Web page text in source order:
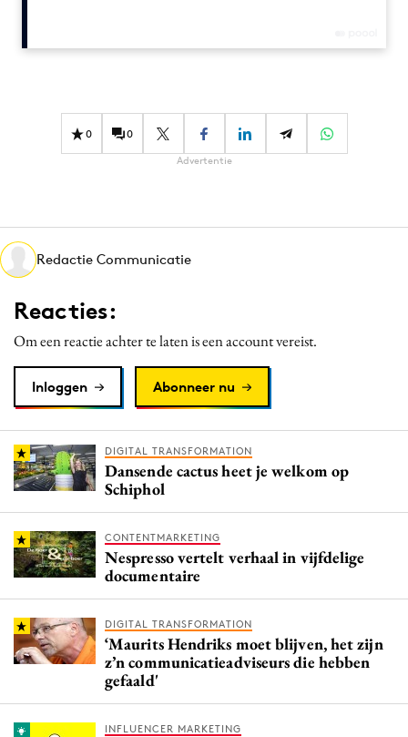
Effectiviteit
Interne communicatie
Martech
Merkstrategie
PR
Programmatic
Purpose Marketing
0 0
Advertentie
Redactie Communicatie
Reacties:
Om een reactie achter te laten is een account vereist.
Inloggen Abonneer nu
DIGITAL TRANSFORMATION
Dansende cactus heet je welkom op
Schiphol
CONTENTMARKETING
Nespresso vertelt verhaal in vijfdelige
documentaire
DIGITAL TRANSFORMATION
‘Maurits Hendriks moet blijven, het zijn
z’n communicatieadviseurs die hebben
gefaald'
INFLUENCER MARKETING